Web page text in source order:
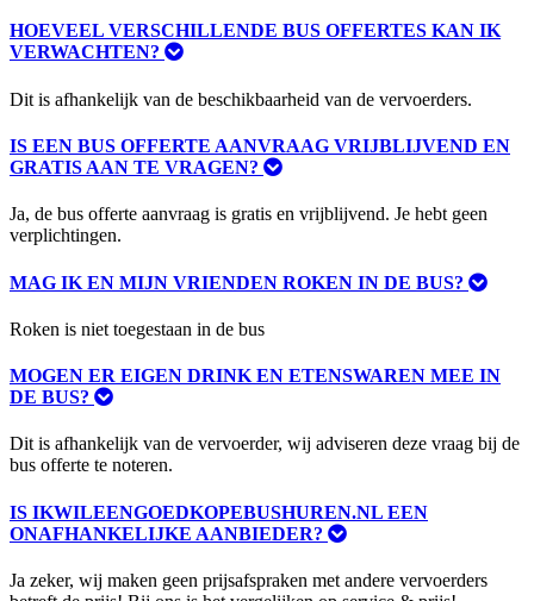
HOEVEEL VERSCHILLENDE BUS OFFERTES KAN IK
VERWACHTEN?
Dit is afhankelijk van de beschikbaarheid van de vervoerders.
IS EEN BUS OFFERTE AANVRAAG VRIJBLIJVEND EN
GRATIS AAN TE VRAGEN?
Ja, de bus offerte aanvraag is gratis en vrijblijvend. Je hebt geen
verplichtingen.
MAG IK EN MIJN VRIENDEN ROKEN IN DE BUS?
Roken is niet toegestaan in de bus
MOGEN ER EIGEN DRINK EN ETENSWAREN MEE IN
DE BUS?
Dit is afhankelijk van de vervoerder, wij adviseren deze vraag bij de
bus offerte te noteren.
IS IKWILEENGOEDKOPEBUSHUREN.NL EEN
ONAFHANKELIJKE AANBIEDER?
Ja zeker, wij maken geen prijsafspraken met andere vervoerders